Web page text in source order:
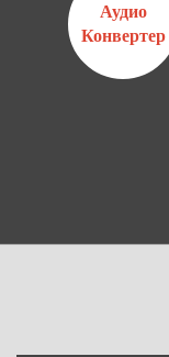
Аудио
Конвертер